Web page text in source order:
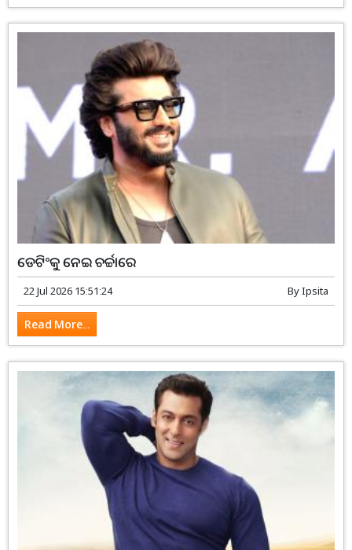
ଡେଟିଂକୁ ନେଇ ଚର୍ଚ୍ଚାରେ
22 Jul 2026 15:51:24 ByIpsita
Read More...